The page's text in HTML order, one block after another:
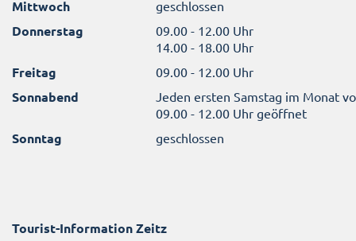
Mittwoch geschlossen
Donnerstag
09.00 - 12.00 Uhr
14.00 - 18.00 Uhr
Freitag 09.00 - 12.00 Uhr
Sonnabend
Jeden ersten Samstag im Monat
09.00 - 12.00 Uhr geöffnet
Sonntag geschlossen
Tourist-Information Zeitz